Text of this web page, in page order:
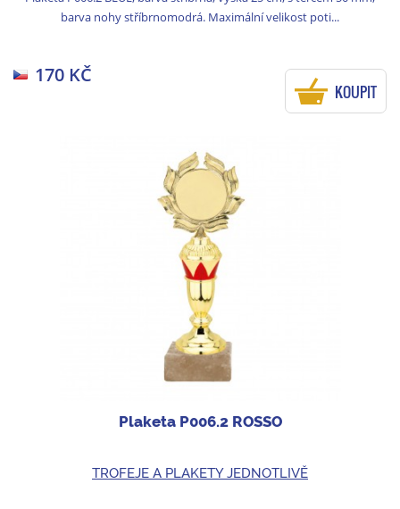
barva nohy stříbrnomodrá. Maximální velikost poti...
170 KČ
KOUPIT
Plaketa P006.2 ROSSO
TROFEJE A PLAKETY JEDNOTLIVĚ